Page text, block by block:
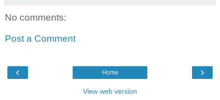
No comments:
Post a Comment
‹ ›
Home
View web version